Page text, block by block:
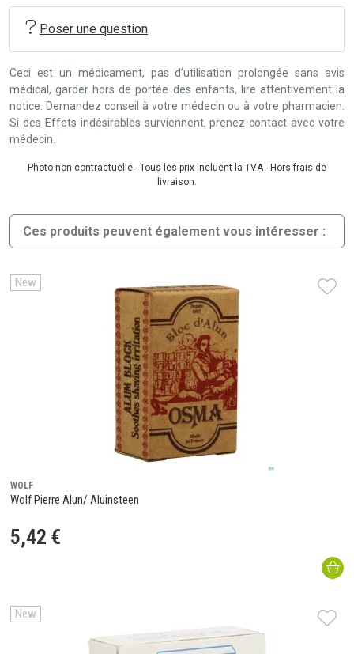
Poser une question
Ceci est un médicament, pas d’utilisation prolongée sans avis
médical, garder hors de portée des enfants, lire attentivement la
notice. Demandez conseil à votre médecin ou à votre pharmacien.
Si des Effets indésirables surviennent, prenez contact avec votre
médecin.
Photo non contractuelle - Tous les prix incluent la TVA - Hors frais de
livraison.
Ces produits peuvent également vous intéresser :
New
WOLF
Wolf Pierre Alun/ Aluinsteen
5,42 €
New